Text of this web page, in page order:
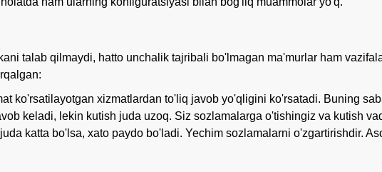
talab qilmaydi, hatto unchalik tajribali bo'lmagan ma'murlar ham
ko'rsatilayotgan xizmatlardan to'liq javob yo'qligini ko'rsatadi. Buning
keladi, lekin kutish juda uzoq. Siz sozlamalarga o'tishingiz va kutish
katta bo'lsa, xato paydo bo'ladi. Yechim sozlamalarni o'zgartirishdir.